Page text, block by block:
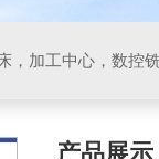
产品展示